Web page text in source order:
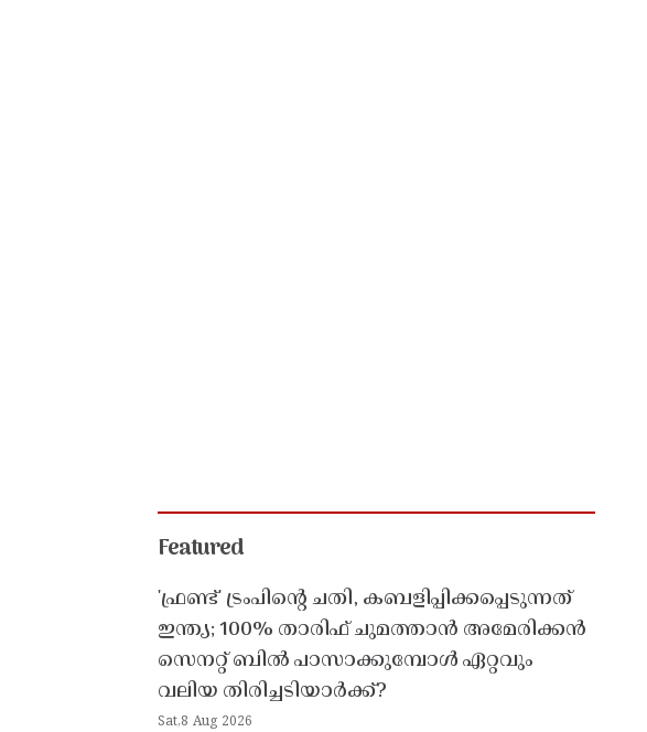
Featured
'ഫ്രണ്ട്' ട്രംപിന്റെ ചതി, കബളിപ്പിക്കപ്പെടുന്നത്
ഇന്ത്യ; 100% താരിഫ് ചുമത്താൻ അമേരിക്കൻ
സെനറ്റ് ബിൽ പാസാക്കുമ്പോൾ ഏറ്റവും
വലിയ തിരിച്ചടിയാർക്ക്?
Sat,8 Aug 2026